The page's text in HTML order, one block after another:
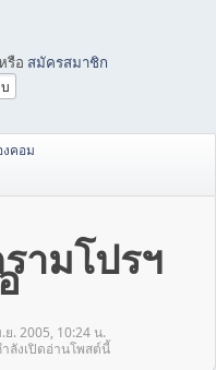
รือ สมัครสมาชิก
คอม
ามโปรฯ
ย. 2005, 10:24 น.
ลังเปิดอ่านโพสต์นี้